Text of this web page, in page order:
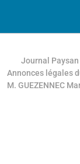
Journal
Annonces légales
M. GUEZENNEC